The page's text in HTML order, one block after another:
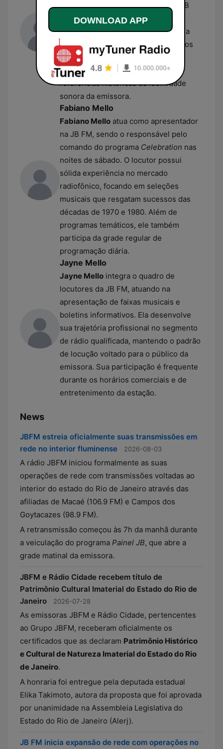
segmentos de maior audiência da JB
FM. Com uma carreira dedicada à
locução de rádio, ele se destaca pela
condução de blocos musicais focados
em baladas românticas nacionais e
internacionais. Sua voz é uma das
referências históricas da identidade
sonora da emissora.
Fabiano Mello
Fabiano Mello atua como apresentador
na JB FM, sendo o responsável pelo
comando do programa Celebration nas
noites de sábado. O locutor possui
sólida experiência no mercado
radiofônico, focando em seleções
musicais que resgatam sucessos das
décadas de 1970 e 1980. Além de
programas temáticos, ele também
participa da grade regular de
programação diária.
Jayne Mello
Jayne Mello integra o quadro de
locutores da JB FM, atuando na
apresentação de faixas musicais e
boletins informativos. Ela desenvolve
sua trajetória profissional no segmento
de rádio qualificada, mantendo o padrão
de locução voltado para o público da
emissora. Sua participação é frequente
durante os horários comerciais e de
entretenimento da estação.
News
JBFM estreia oficialmente suas transmissões em
rede no interior fluminense
2026-08-03
A rádio JBFM iniciou formalmente as suas
operações de rede com transmissões voltadas ao
interior do estado do Rio de Janeiro através das
afiliadas de Macaé (106.9 FM) e Campos dos
Goytacazes (98.9 FM).
A retransmissão começou às 7h da manhã durante
a veiculação do programa Painel JB, que abre a
grade matinal da emissora.
JBFM e Rádio Cidade recebem título de
Patrimônio Cultural Imaterial do Estado do Rio de
Janeiro
2026-07-28
As emissoras JBFM e Rádio Cidade, pertencentes
ao Grupo JBFM, receberam oficialmente os
certificados que as declaram Patrimônio Histórico
e Cultural de Natureza Imaterial do Estado do Rio
de Janeiro.
A honraria foi entregue pela deputada estadual
Elika Takimoto, autora da proposta que foi aprovada
por unanimidade na Assembleia Legislativa do
Estado do Rio de Janeiro (Alerj).
JB FM inicia expansão de rede com operações no
DOWNLOAD APP